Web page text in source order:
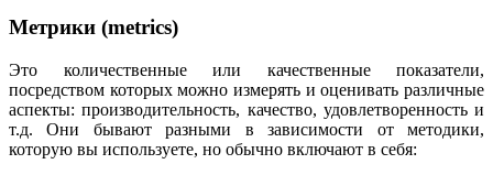
Метрики (metrics)
Это количественные или качественные показатели,
посредством которых можно измерять и оценивать различные
аспекты: производительность, качество, удовлетворенность и
т.д. Они бывают разными в зависимости от методики,
которую вы используете, но обычно включают в себя: